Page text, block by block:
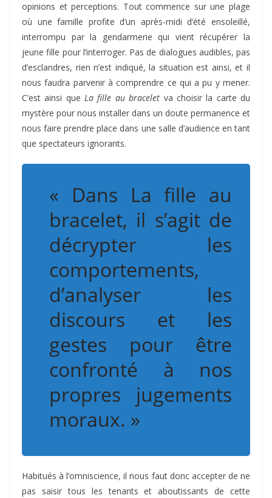
opinions et perceptions. Tout commence sur une plage
où une famille profite d’un après-midi d’été ensoleillé,
interrompu par la gendarmerie qui vient récupérer la
jeune fille pour l’interroger. Pas de dialogues audibles, pas
d’esclandres, rien n’est indiqué, la situation est ainsi, et il
nous faudra parvenir à comprendre ce qui a pu y mener.
C’est ainsi queLa fille au bracelet va choisir la carte du
mystère pour nous installer dans un doute permanence et
nous faire prendre place dans une salle d’audience en tant
que spectateurs ignorants.
« Dans La fille au
bracelet, il s’agit de
décrypter les
comportements,
d’analyser les
discours et les
gestes pour être
confronté à nos
propres jugements
moraux. »
Habitués à l’omniscience, il nous faut donc accepter de ne
pas saisir tous les tenants et aboutissants de cette